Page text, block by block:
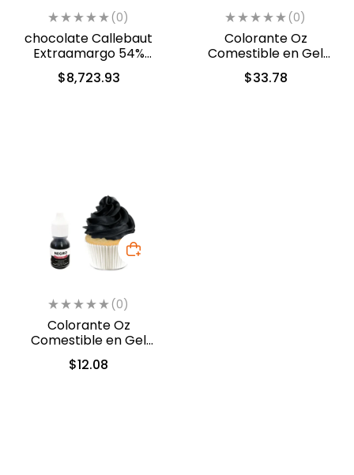
(0)
chocolate Callebaut
Extraamargo 54%
cacao 13.6 kg (40-8310)
$8,723.93
(0)
Colorante Oz
Comestible en Gel
Verde Follaje 60ml
(5313)
$33.78
(0)
Colorante Oz
Comestible en Gel
Negro 10 ml (558)
$12.08